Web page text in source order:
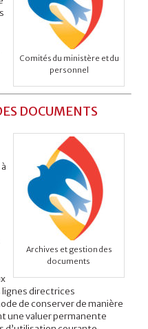
Comités du ministère et du
personnel
DOCUMENTS
Archives et gestion des
documents
lignes directrices
de conserver de manière
une valuer permanente